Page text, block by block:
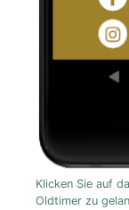
Klicken Sie auf
Oldtimer zu